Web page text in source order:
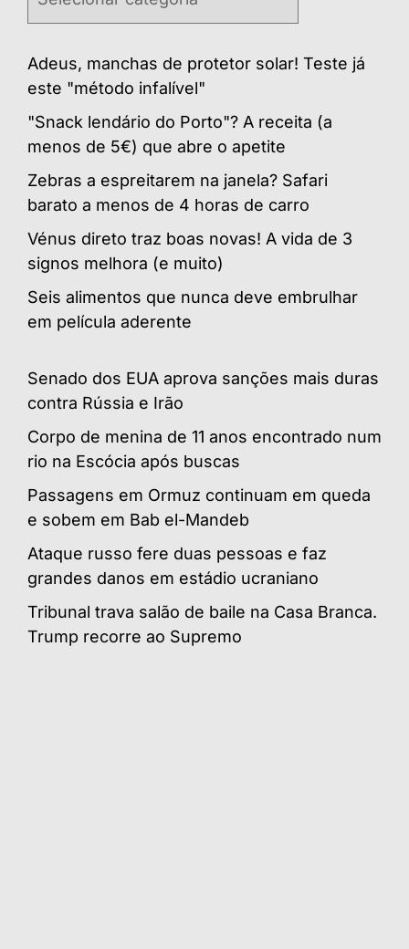
Adeus, manchas de protetor solar! Teste já
este "método infalível"
"Snack lendário do Porto"? A receita (a
menos de 5€) que abre o apetite
Zebras a espreitarem na janela? Safari
barato a menos de 4 horas de carro
Vénus direto traz boas novas! A vida de 3
signos melhora (e muito)
Seis alimentos que nunca deve embrulhar
em película aderente
Senado dos EUA aprova sanções mais duras
contra Rússia e Irão
Corpo de menina de 11 anos encontrado num
rio na Escócia após buscas
Passagens em Ormuz continuam em queda
e sobem em Bab el-Mandeb
Ataque russo fere duas pessoas e faz
grandes danos em estádio ucraniano
Tribunal trava salão de baile na Casa Branca.
Trump recorre ao Supremo